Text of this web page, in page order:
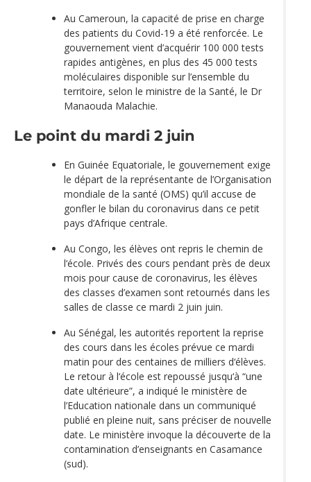
Au Cameroun, la capacité de prise en charge
des patients du Covid-19 a été renforcée. Le
gouvernement vient d’acquérir 100 000 tests
rapides antigènes, en plus des 45 000 tests
moléculaires disponible sur l’ensemble du
territoire, selon le ministre de la Santé, le Dr
Manaouda Malachie.
Le point du mardi 2 juin
En Guinée Equatoriale, le gouvernement exige
le départ de la représentante de l’Organisation
mondiale de la santé (OMS) qu’il accuse de
gonfler le bilan du coronavirus dans ce petit
pays d’Afrique centrale.
Au Congo, les élèves ont repris le chemin de
l‘école. Privés des cours pendant près de deux
mois pour cause de coronavirus, les élèves
des classes d’examen sont retournés dans les
salles de classe ce mardi 2 juin juin.
Au Sénégal, les autorités reportent la reprise
des cours dans les écoles prévue ce mardi
matin pour des centaines de milliers d‘élèves.
Le retour à l‘école est repoussé jusqu‘à “une
date ultérieure”, a indiqué le ministère de
l’Education nationale dans un communiqué
publié en pleine nuit, sans préciser de nouvelle
date. Le ministère invoque la découverte de la
contamination d’enseignants en Casamance
(sud).